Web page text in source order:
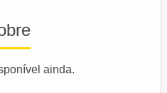
ainda.